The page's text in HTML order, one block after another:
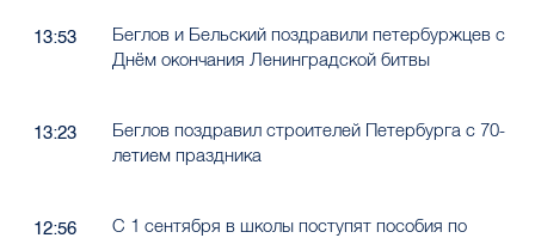
13:53
Беглов и Бельский поздравили петербуржцев с
Днём окончания Ленинградской битвы
13:23
Беглов поздравил строителей Петербурга с 70-
летием праздника
12:56
С 1 сентября в школы поступят пособия по